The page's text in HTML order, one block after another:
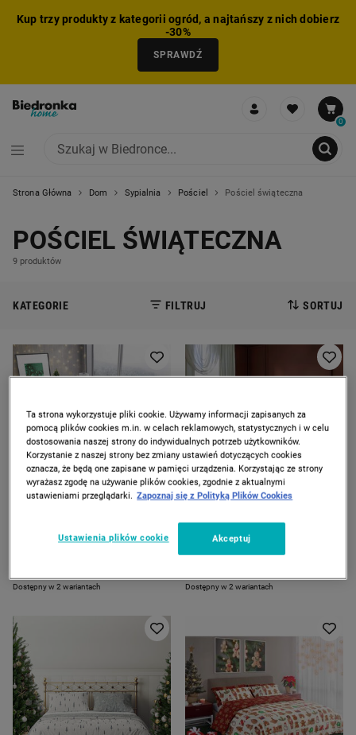
Kup trzy produkty z kategorii ogród, a najtańszy z nich dobierz
-30%
SPRAWDŹ
0
Strona Główna Dom Sypialnia Pościel Pościel świąteczna
POŚCIEL ŚWIĄTECZNA
9 produktów
KATEGORIE FILTRUJ SORTUJ
cm Faro, biała w słodycze
Dostępny w 2 wariantach
ZOSTAŁO 1 szt.
cm Faro, dziadek do
orzechów, zielona
Dostępny w 2 wariantach
Ta strona wykorzystuje pliki cookie. Używamy informacji zapisanych za
pomocą plików cookies m.in. w celach reklamowych, statystycznych i w celu
dostosowania naszej strony do indywidualnych potrzeb użytkowników.
Korzystanie z naszej strony bez zmiany ustawień dotyczących cookies
oznacza, że będą one zapisane w pamięci urządzenia. Korzystając ze strony
wyrażasz zgodę na używanie plików cookies, zgodnie z aktualnymi
ustawieniami przeglądarki. Zapoznaj się z Polityką Plików Cookies
Ustawienia plików cookie Akceptuj